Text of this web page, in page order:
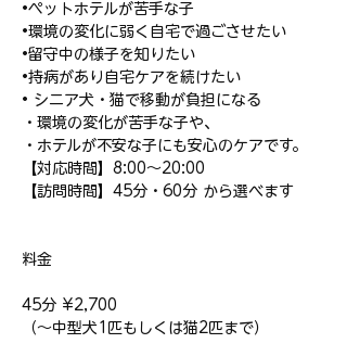
•ペットホテルが苦手な子
•環境の変化に弱く自宅で過ごさせたい
•留守中の様子を知りたい
•持病があり自宅ケアを続けたい
• シニア犬・猫で移動が負担になる
・環境の変化が苦手な子や、
・ホテルが不安な子にも安心のケアです。
【対応時間】8:00〜20:00
【訪問時間】45分・60分 から選べます
料金
45分 ¥2,700
（～中型犬1匹もしくは猫2匹まで）